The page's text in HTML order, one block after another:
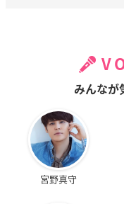
みんなが
宮野真守